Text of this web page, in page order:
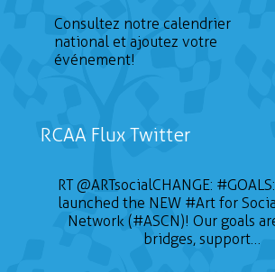
Consultez notre calendrier
national et ajoutez votre
événement!
RCAA Flux Twitter
RT@ARTsocialCHANGE: #GOALS
launched the NEW #Art for
Network (#ASCN)! Our goals
bridges, support…